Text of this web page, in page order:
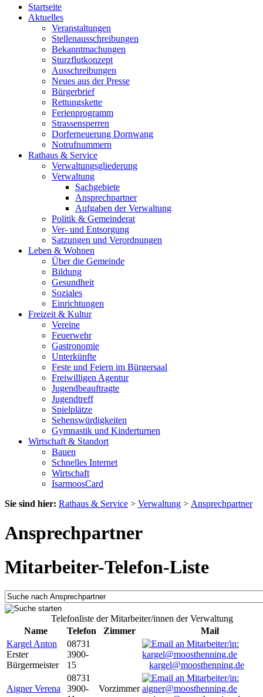
Startseite
Aktuelles
Veranstaltungen
Stellenausschreibungen
Bekanntmachungen
Sturzflutkonzept
Ausschreibungen
Neues aus der Presse
Bürgerbrief
Rettungskette
Ferienprogramm
Strassensperren
Dorferneuerung Dornwang
Notrufnummern
Rathaus & Service
Verwaltungsgliederung
Verwaltung
Sachgebiete
Ansprechpartner
Aufgaben der Verwaltung
Politik & Gemeinderat
Ver- und Entsorgung
Satzungen und Verordnungen
Leben & Wohnen
Über die Gemeinde
Bildung
Gesundheit
Soziales
Einrichtungen
Freizeit & Kultur
Vereine
Feuerwehr
Gastronomie
Unterkünfte
Feste und Feiern im Bürgersaal
Freiwilligen Agentur
Jugendbeauftragte
Jugendtreff
Spielplätze
Sehenswürdigkeiten
Gymnastik und Kinderturnen
Wirtschaft & Standort
Bauen
Schnelles Internet
Wirtschaft
IsarmoosCard
Sie sind hier: Rathaus & Service > Verwaltung > Ansprechpartner
Ansprechpartner
Mitarbeiter-Telefon-Liste
Telefonliste der Mitarbeiter/innen der Verwaltung
Name
Telefon Zimmer
Mail
Kargel Anton
Erster
Bürgermeister
08731
3900-
15
kargel@moosthenning.de
Aigner Verena
08731
3900-
Vorzimmer